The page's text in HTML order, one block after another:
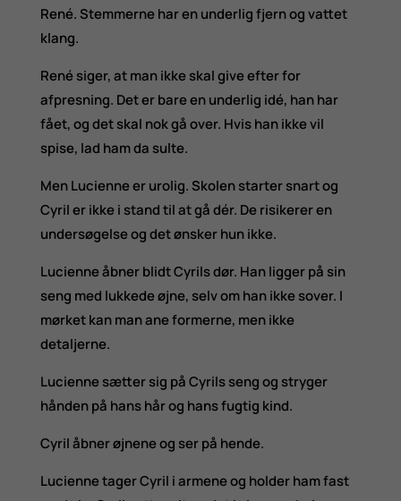
René. Stemmerne har en underlig fjern og vattet
klang.
René siger, at man ikke skal give efter for
afpresning. Det er bare en underlig idé, han har
fået, og det skal nok gå over. Hvis han ikke vil
spise, lad ham da sulte.
Men Lucienne er urolig. Skolen starter snart og
Cyril er ikke i stand til at gå dér. De risikerer en
undersøgelse og det ønsker hun ikke.
Lucienne åbner blidt Cyrils dør. Han ligger på sin
seng med lukkede øjne, selv om han ikke sover. I
mørket kan man ane formerne, men ikke
detaljerne.
Lucienne sætter sig på Cyrils seng og stryger
hånden på hans hår og hans fugtig kind.
Cyril åbner øjnene og ser på hende.
Lucienne tager Cyril i armene og holder ham fast